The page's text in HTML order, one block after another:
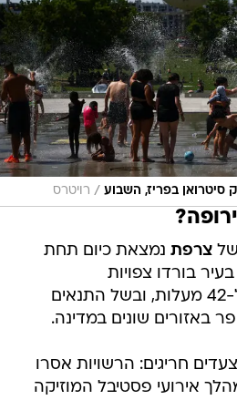
בפריז, השבוע / רויטרס
שלצרפת נמצאת כיום תחת
בורדו צפויות
הטמפרטורות להגיע ל-42 מעלות, ובשל התנאים
באזורים שונים במדינה.
חריגים: הרשויות אסרו
אירועי פסטיבל המוזיקה